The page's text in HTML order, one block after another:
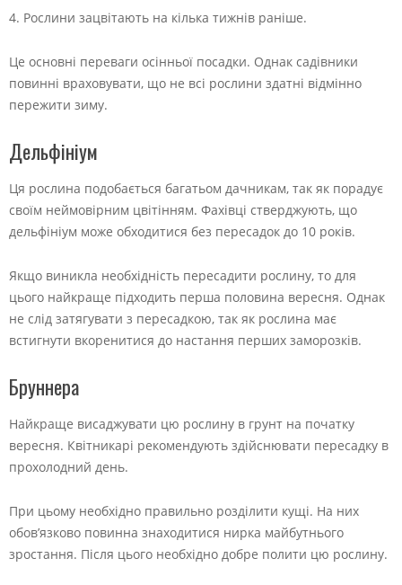
4. Рослини зацвітають на кілька тижнів раніше.
Це основні переваги осінньої посадки. Однак садівники
повинні враховувати, що не всі рослини здатні відмінно
пережити зиму.
Дельфініум
Ця рослина подобається багатьом дачникам, так як порадує
своїм неймовірним цвітінням. Фахівці стверджують, що
дельфініум може обходитися без пересадок до 10 років.
Якщо виникла необхідність пересадити рослину, то для
цього найкраще підходить перша половина вересня. Однак
не слід затягувати з пересадкою, так як рослина має
встигнути вкоренитися до настання перших заморозків.
Бруннера
Найкраще висаджувати цю рослину в грунт на початку
вересня. Квітникарі рекомендують здійснювати пересадку в
прохолодний день.
При цьому необхідно правильно розділити кущі. На них
обов’язково повинна знаходитися нирка майбутнього
зростання. Після цього необхідно добре полити цю рослину.